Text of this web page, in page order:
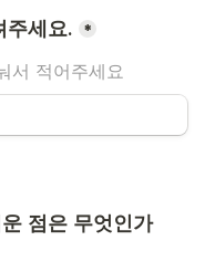
주세요. *
서 적어주세요
점은 무엇인가